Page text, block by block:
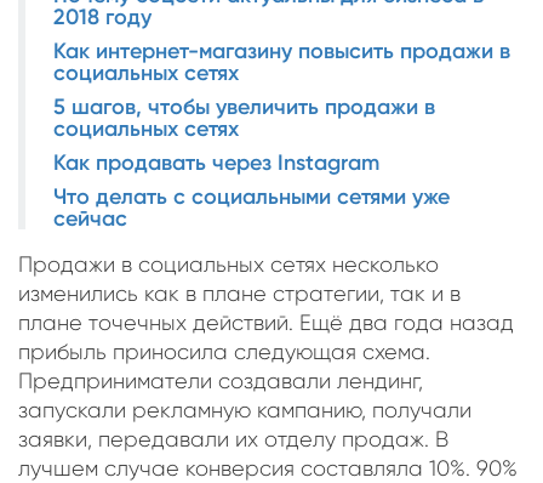
2018 году
Как интернет-магазину повысить продажи в
социальных сетях
5 шагов, чтобы увеличить продажи в
социальных сетях
Как продавать через Instagram
Что делать с социальными сетями уже
сейчас
Продажи в социальных сетях несколько
изменились как в плане стратегии, так и в
плане точечных действий. Ещё два года назад
прибыль приносила следующая схема.
Предприниматели создавали лендинг,
запускали рекламную кампанию, получали
заявки, передавали их отделу продаж. В
лучшем случае конверсия составляла 10%. 90%